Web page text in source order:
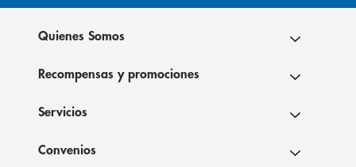
Quienes Somos
Recompensas y promociones
Servicios
Convenios